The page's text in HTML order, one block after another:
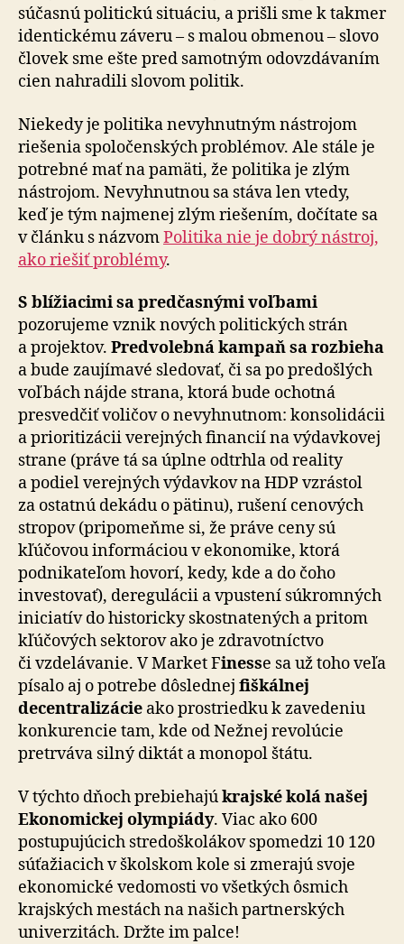
súčasnú politickú situáciu, a prišli sme k takmer
identickému záveru – s malou obmenou – slovo
človek sme ešte pred samotným odovzdávaním
cien nahradili slovom politik.
Niekedy je politika nevyhnutným nástrojom
riešenia spoločenských problémov. Ale stále je
potrebné mať na pamäti, že politika je zlým
nástrojom. Nevyhnutnou sa stáva len vtedy,
keď je tým najmenej zlým riešením, dočítate sa
v článku s názvomPolitika nie je dobrý nástroj,
ako riešiť problémy.
S blížiacimi sa predčasnými voľbami
pozorujeme vznik nových politických strán
a projektov. Predvolebná kampaň sa rozbieha
a bude zaujímavé sledovať, či sa po predošlých
voľbách nájde strana, ktorá bude ochotná
presvedčiť voličov o nevyhnutnom: konsolidácii
a prioritizácii verejných financií na výdavkovej
strane (práve tá sa úplne odtrhla od reality
a podiel verejných výdavkov na HDP vzrástol
za ostatnú dekádu o pätinu), rušení cenových
stropov (pripomeňme si, že práve ceny sú
kľúčovou informáciou v ekonomike, ktorá
podnikateľom hovorí, kedy, kde a do čoho
investovať), deregulácii a vpustení súkromných
iniciatív do historicky skostnatených a pritom
kľúčových sektorov ako je zdravotníctvo
či vzdelávanie. V Market Finesse sa už toho veľa
písalo aj o potrebe dôslednej fiškálnej
decentralizácie ako prostriedku k zavedeniu
konkurencie tam, kde od Nežnej revolúcie
pretrváva silný diktát a monopol štátu.
V týchto dňoch prebiehajúkrajské kolá našej
Ekonomickej olympiády. Viac ako 600
postupujúcich stredoškolákov spomedzi 10 120
súťažiacich v školskom kole si zmerajú svoje
ekonomické vedomosti vo všetkých ôsmich
krajských mestách na našich partnerských
univerzitách. Držte im palce!